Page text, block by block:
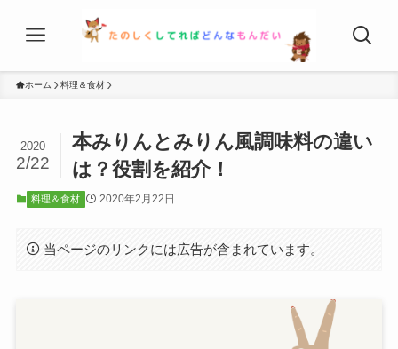
ホーム 料理＆食材
本みりんとみりん風調味料の違い
は？役割を紹介！
2020
2/22
料理＆食材 2020年2月22日
当ページのリンクには広告が含まれています。